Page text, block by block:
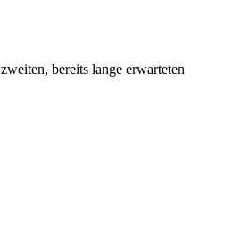
bereits lange erwarteten